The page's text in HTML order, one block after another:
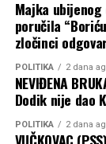
prevoz i
budu saopšteni
troškovi.
Majka ubijenog
poručila
zločinci
POLITIKA 2 dana
NEVIĐENA
Dodik nije dao
POLITIKA 2 dana